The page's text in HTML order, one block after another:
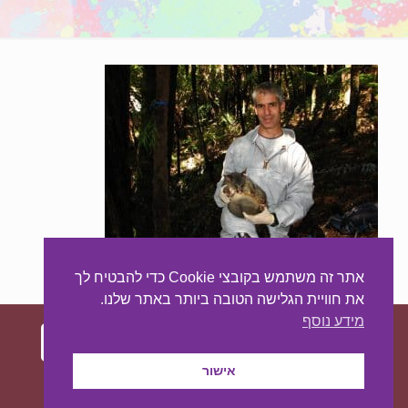
עיצוב ובניית האתר:מאסטר סייט - יצירת נוכחות
באינטרנט
אתר זה משתמש בקובצי Cookie כדי להבטיח לך
את חוויית הגלישה הטובה ביותר באתר שלנו.
מידע נוסף
אישור